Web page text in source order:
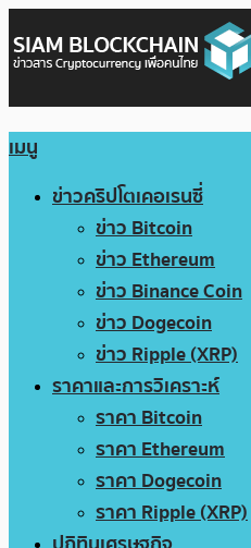
เมนู
ข่าวคริปโตเคอเรนซี่
ข่าว Bitcoin
ข่าว Ethereum
ข่าว Binance Coin
ข่าว Dogecoin
ข่าว Ripple (XRP)
ราคาและการวิเคราะห์
ราคา Bitcoin
ราคา Ethereum
ราคา Dogecoin
ราคา Ripple (XRP)